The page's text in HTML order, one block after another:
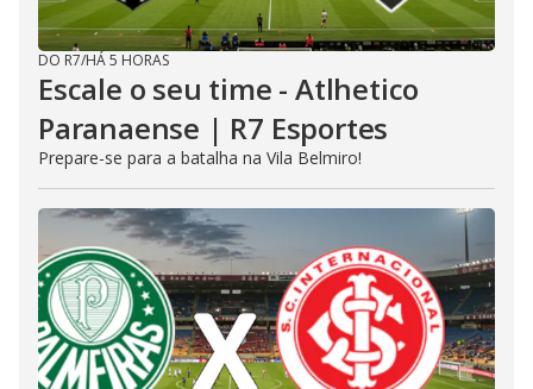
DO R7/HÁ 5 HORAS
Escale o seu time - Atlhetico
Paranaense | R7 Esportes
Prepare-se para a batalha na Vila Belmiro!